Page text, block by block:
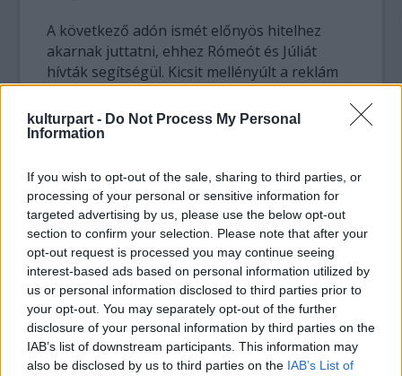
kulturpart - Do Not Process My Personal
Information
If you wish to opt-out of the sale, sharing to third parties, or
processing of your personal or sensitive information for
targeted advertising by us, please use the below opt-out
section to confirm your selection. Please note that after your
opt-out request is processed you may continue seeing
interest-based ads based on personal information utilized by
us or personal information disclosed to third parties prior to
your opt-out. You may separately opt-out of the further
disclosure of your personal information by third parties on the
IAB’s list of downstream participants. This information may
also be disclosed by us to third parties on the IAB’s List of
A következő adón ismét előnyös hitelhez
akarnak juttatni, ehhez Rómeót és Júliát
hívták segítségül. Kicsit mellényúlt a reklám
kiagyalója, hiszen e két fiatalon meghalt
hőssel egy banknak sem érdemes hosszú
lejáratú hitelszerződést kötni. A drámai
undorító férgecskék kiáltoznak segítségért a
WC pereme alól, miután a szorgalmas
háziasszony betáncolt tűsarkain egy doboz
baktériumölő szerrel.
Inkább nézem a teleshop-ot. Itt egy újabb
csodagép: mindent vág és reszel, becsavarja a
villanykörtét, és nem csak megfőzi reggel a
kávét, hanem ágyba is hozza nekem. Az ára
olyan sok számjegyű, hogy ki sem tudom
olvasni, de az biztos, hogy 999-re végződik.